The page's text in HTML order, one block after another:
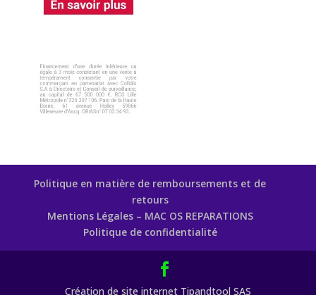
Politique en matière de remboursements et de
retours
Mentions Légales – MAC OS REPARATIONS
Politique de confidentialité
Création de site internet Tipandtool SAS